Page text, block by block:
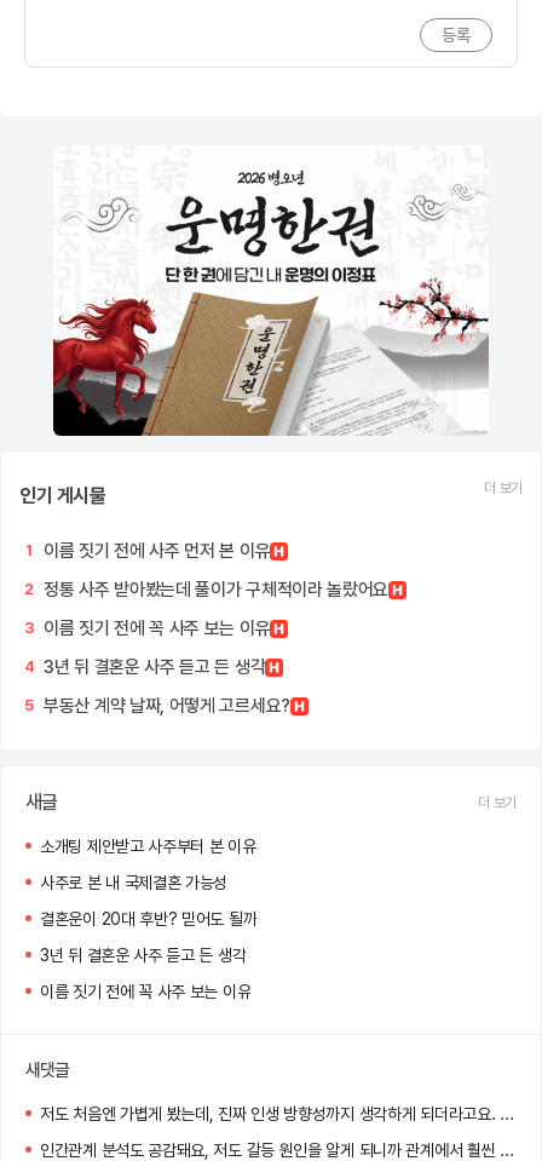
인기 게시물 더 보기
1 이름 짓기 전에 사주 먼저 본 이유
2 정통 사주 받아봤는데 풀이가 구체적이라 놀랐어요
3 이름 짓기 전에 꼭 사주 보는 이유
4 3년 뒤 결혼운 사주 듣고 든 생각
5 부동산 계약 날짜, 어떻게 고르세요?
새글 더 보기
소개팅 제안받고 사주부터 본 이유
사주로 본 내 국제결혼 가능성
결혼운이 20대 후반? 믿어도 될까
3년 뒤 결혼운 사주 듣고 든 생각
이름 짓기 전에 꼭 사주 보는 이유
새댓글
저도 처음엔 가볍게 봤는데, 진짜 인생 방향성까지 생각하게 되더라고요. 앞으로 주기적으로 다시 보려는 마음, 완전 이해돼요!
인간관계 분석도 공감돼요, 저도 갈등 원인을 알게 되니까 관계에서 훨씬 편해졌어요. 혹시 어떤 해결책 제시받으셨어요?